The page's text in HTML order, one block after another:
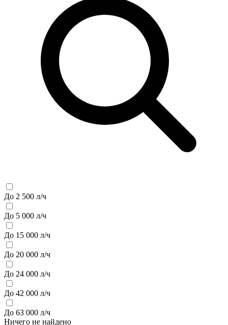
До 2 500 л/ч
До 5 000 л/ч
До 15 000 л/ч
До 20 000 л/ч
До 24 000 л/ч
До 42 000 л/ч
До 63 000 л/ч
Ничего не найдено